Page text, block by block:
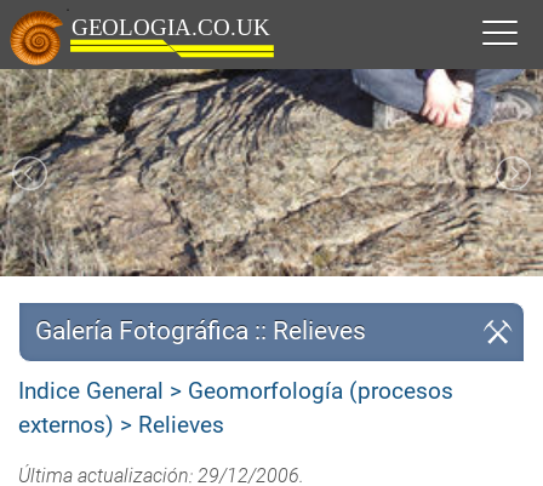
Galería Fotográfica :: Relieves
Indice General
Geomorfología (procesos
externos)
Relieves
Última actualización: 29/12/2006.